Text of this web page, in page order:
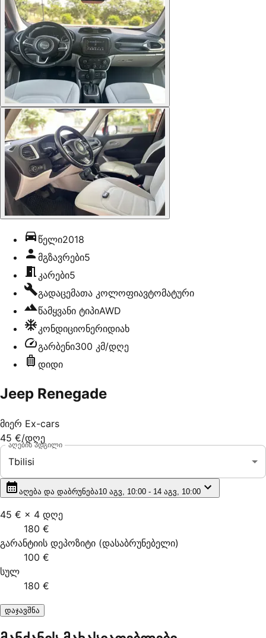
წელი2018
მგზავრები5
კარები5
გადაცემათა კოლოფიავტომატური
წამყვანი ტიპიAWD
კონდიციონერიდიახ
გარბენი300 კმ/დღე
დიდი
Jeep Renegade
მიერ Ex-cars
45 €/დღე
აღების ადგილი
Tbilisi
აღება და დაბრუნება10 აგვ, 10:00 - 14 აგვ, 10:00
45 € × 4 დღე
180 €
გარანტიის დეპოზიტი (დასაბრუნებელი)
100 €
სულ
180 €
დაჯავშნა